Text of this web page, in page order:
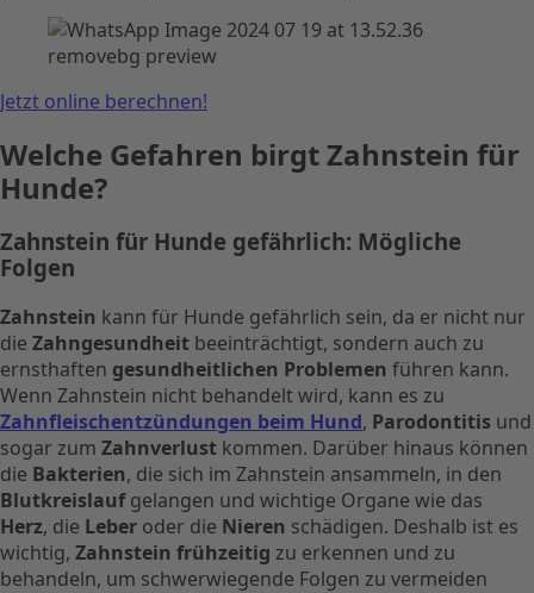
Jetzt online berechnen!
Welche Gefahren birgt Zahnstein für
Hunde?
Zahnstein für Hunde gefährlich: Mögliche
Folgen
Zahnstein kann für Hunde gefährlich sein, da er nicht nur
die Zahngesundheit beeinträchtigt, sondern auch zu
ernsthaften gesundheitlichen Problemen führen kann.
Wenn Zahnstein nicht behandelt wird, kann es zu
Zahnfleischentzündungen beim Hund, Parodontitis und
sogar zum Zahnverlust kommen. Darüber hinaus können
die Bakterien, die sich im Zahnstein ansammeln, in den
Blutkreislaufgelangen und wichtige Organe wie das
Herz, die Leber oder die Nieren schädigen. Deshalb ist es
wichtig, Zahnstein frühzeitig zu erkennen und zu
behandeln, um schwerwiegende Folgen zu vermeiden